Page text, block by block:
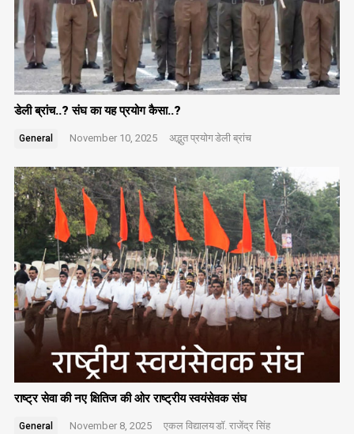
डेली ब्रांच..? संघ का यह प्रयोग कैसा..?
General November 10, 2025 अद्भुत प्रयोगडेली ब्रांच
राष्ट्र सेवा की नए क्षितिज की ओर राष्ट्रीय स्वयंसेवक संघ
General November 8, 2025 एकल विद्यालयडॉ. राजेंद्र सिंह